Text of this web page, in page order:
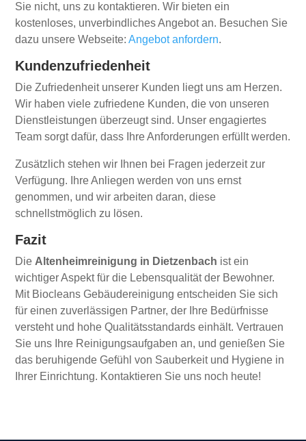
Sie nicht, uns zu kontaktieren. Wir bieten ein
kostenloses, unverbindliches Angebot an. Besuchen Sie
dazu unsere Webseite:Angebot anfordern.
Kundenzufriedenheit
Die Zufriedenheit unserer Kunden liegt uns am Herzen.
Wir haben viele zufriedene Kunden, die von unseren
Dienstleistungen überzeugt sind. Unser engagiertes
Team sorgt dafür, dass Ihre Anforderungen erfüllt werden.
Zusätzlich stehen wir Ihnen bei Fragen jederzeit zur
Verfügung. Ihre Anliegen werden von uns ernst
genommen, und wir arbeiten daran, diese
schnellstmöglich zu lösen.
Fazit
Die Altenheimreinigung in Dietzenbach ist ein
wichtiger Aspekt für die Lebensqualität der Bewohner.
Mit Biocleans Gebäudereinigung entscheiden Sie sich
für einen zuverlässigen Partner, der Ihre Bedürfnisse
versteht und hohe Qualitätsstandards einhält. Vertrauen
Sie uns Ihre Reinigungsaufgaben an, und genießen Sie
das beruhigende Gefühl von Sauberkeit und Hygiene in
Ihrer Einrichtung. Kontaktieren Sie uns noch heute!